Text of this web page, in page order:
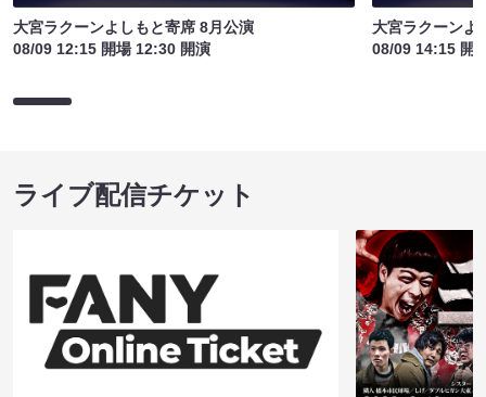
大宮ラクーンよしもと寄席 8月公演
08/09 12:15 開場 12:30 開演
大宮ラクーンよ
08/09 14:15 開
ライブ配信チケット